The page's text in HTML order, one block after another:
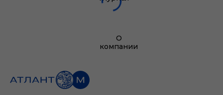
О
компании